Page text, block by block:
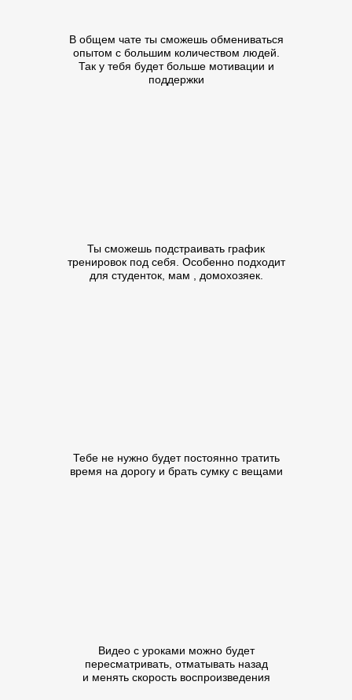
В общем чате ты сможешь обмениваться
опытом с большим количеством людей.
Так у тебя будет больше мотивации и
поддержки
Ты сможешь подстраивать график
тренировок под себя. Особенно подходит
для студенток, мам , домохозяек.
Тебе не нужно будет постоянно тратить
время на дорогу и брать сумку с вещами
Видео с уроками можно будет
пересматривать, отматывать назад
и менять скорость воспроизведения